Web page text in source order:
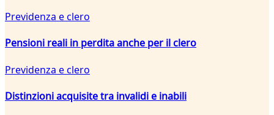
Previdenza e clero
Pensioni reali in perdita anche per il clero
Previdenza e clero
Distinzioni acquisite tra invalidi e inabili